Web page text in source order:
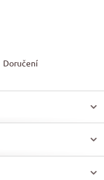
Doručení